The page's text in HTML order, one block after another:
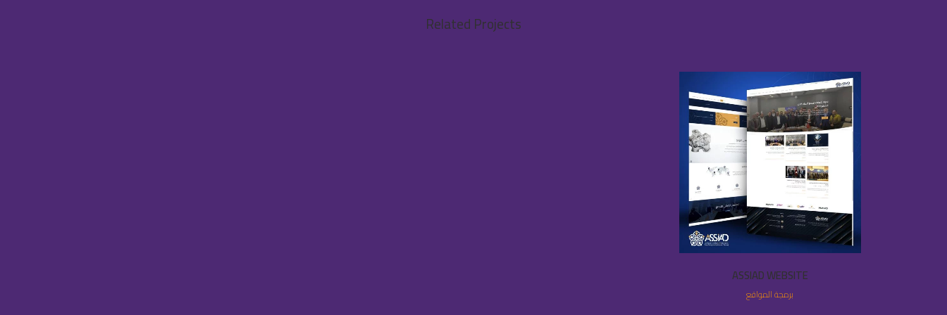
Related Projects
ASSIAD WEBSITE
برمجة المواقع